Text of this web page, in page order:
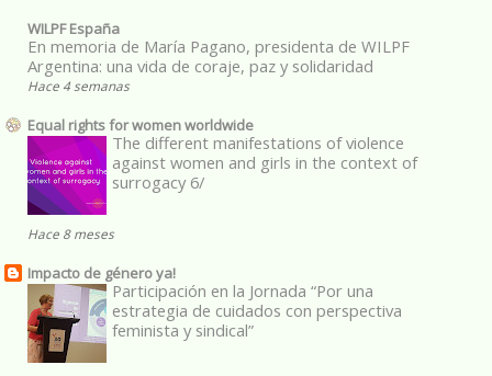
WILPF España
En memoria de María Pagano, presidenta de WILPF
Argentina: una vida de coraje, paz y solidaridad
Hace 4 semanas
Equal rights for women worldwide
The different manifestations of violence
against women and girls in the context of
surrogacy 6/
Hace 8 meses
Impacto de género ya!
Participación en la Jornada “Por una
estrategia de cuidados con perspectiva
feminista y sindical”